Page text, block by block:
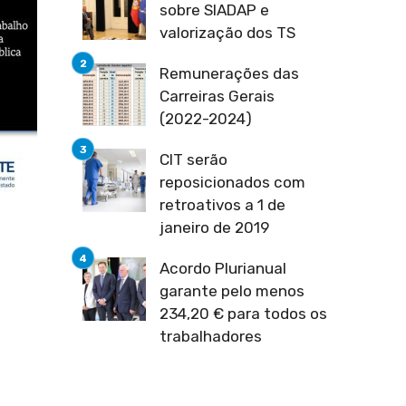
sobre SIADAP e
valorização dos TS
Remunerações das
Carreiras Gerais
(2022-2024)
CIT serão
reposicionados com
retroativos a 1 de
janeiro de 2019
Acordo Plurianual
garante pelo menos
234,20 € para todos os
trabalhadores